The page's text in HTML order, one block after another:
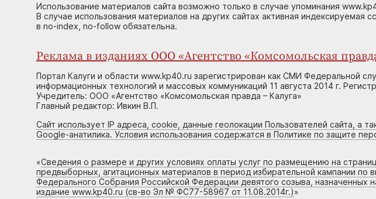
Использование материалов сайта возможно только в случае упоминания
В случае использования материалов на других сайтах активная индексируемая
в no-index, no-follow обязательна.
Реклама в изданиях ООО «Агентство «Комсомольская
Портал Калуги и области www.kp40.ru зарегистрирован как СМИ Федеральной
информационных технологий и массовых коммуникаций 11 августа 2014 г.
Учредитель: ООО «Агентство «Комсомольская правда – Калуга»
Главный редактор: Ивкин В.П.
Сайт использует IP адреса, cookie, данные геолокации Пользователей сайта, а
Google-анатилика. Условия использования содержатся в Политике по защите
«Сведения о размере и других условиях оплаты услуг по размещению на
предвыборных, агитационных материалов в период избирательной кампании
Федерального Собрания Российской Федерации девятого созыва, назначенных
издание www.kp40.ru (св-во Эл № ФС77-58967 от 11.08.2014г.)»